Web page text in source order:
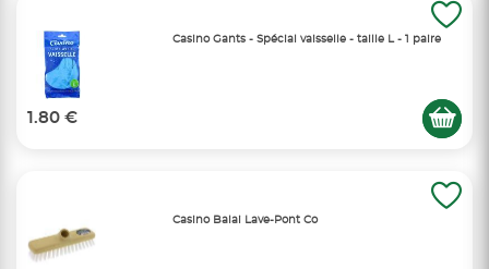
Casino Gants - Spécial vaisselle - taille L - 1 paire
1.80 €
Casino Balai Lave-Pont Co